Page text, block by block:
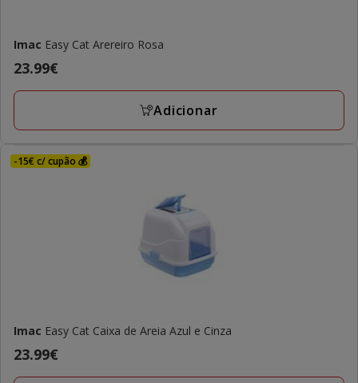
Imac Easy Cat Arereiro Rosa
Preço
23.99€
23.99€
Adicionar
-15€ c/ cupão 💰
Imac Easy Cat Caixa de Areia Azul e Cinza
Preço
23.99€
23.99€